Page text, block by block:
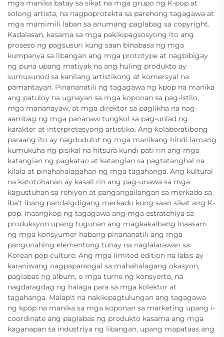
mga manika batay sa sikat na mga grupo ng K-pop at
solong artista, na nagpoprotekta sa parehong tagagawa at
mga mamimili laban sa anumang paglabag sa copyright.
Kadalasan, kasama sa mga pakikipagsosyong ito ang
proseso ng pagsusuri kung saan binabasa ng mga
kumpanya sa libangan ang mga prototype at nagbibigay
ng puna upang matiyak na ang huling produkto ay
sumusunod sa kanilang artistikong at komersyal na
pamantayan. Pinananatili ng tagagawa ng kpop na manika
ang patuloy na ugnayan sa mga koponan sa pag-istilo,
mga mananayaw, at mga direktor sa paglikha na nag-
aambag ng mga pananaw tungkol sa pag-unlad ng
karakter at interpretasyong artistiko. Ang kolaboratibong
paraang ito ay nagdudulot ng mga manikang hindi lamang
kumukuha ng pisikal na hitsura kundi pati rin ang mga
katangian ng pagkatao at katangian sa pagtatanghal na
kilala at pinahahalagahan ng mga tagahanga. Ang kultural
na katotohanan ay kasali rin ang pag-unawa sa mga
kagustuhan sa rehiyon at pangangailangan sa merkado sa
iba't ibang pandaigdigang merkado kung saan sikat ang K-
pop. Inaangkop ng tagagawa ang mga estratehiya sa
produksyon upang tugunan ang magkakaibang inaasam
ng mga konsyumer habang pinananatili ang mga
pangunahing elementong tunay na naglalarawan sa
Korean pop culture. Ang mga limited edition na labis ay
karaniwang nagpaparangal sa mahahalagang okasyon,
paglabas ng album, o mga turne ng konsyerto, na
nagdaragdag ng halaga para sa mga kolektor at
tagahanga. Malapit na nakikipagtulungan ang tagagawa
ng kpop na manika sa mga koponan sa marketing upang i-
coordinate ang paglabas ng produkto kasama ang mga
kaganapan sa industriya ng libangan, upang mapataas ang